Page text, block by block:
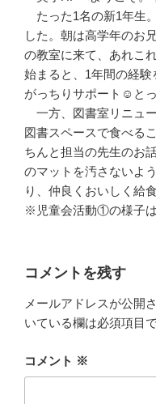
たった1名の新1年生
した。朝は高学年のお
の教室に来て、あれこ
始まると、1年間の経
がっちりサポート☺と
一方、図書室リニュ
図書スペースで食べる
ちんと担当の先生のお
のマットを汚さないよ
り、仲良くおいしく給
※児童会活動①の様子は
コメントを残す
メールアドレスが公開
いている欄は必須項目
コメント ※